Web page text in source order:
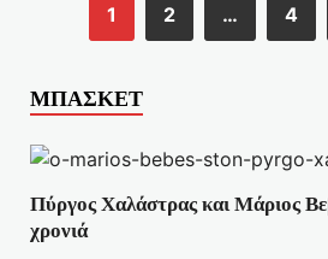
1 2 … 4
ΜΠΑΣΚΕΤ
Πύργος Χαλάστρας και Μάριος
χρονιά